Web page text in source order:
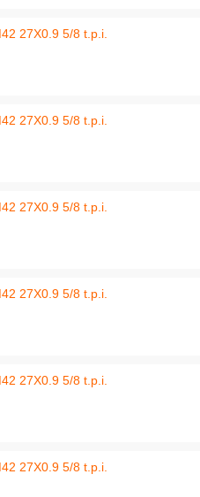
27X0.9 5/8 t.p.i.
27X0.9 5/8 t.p.i.
27X0.9 5/8 t.p.i.
27X0.9 5/8 t.p.i.
27X0.9 5/8 t.p.i.
27X0.9 5/8 t.p.i.